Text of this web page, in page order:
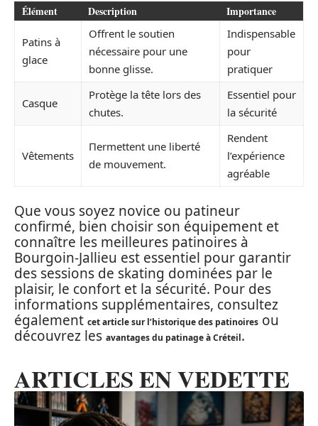
Élément Description Importance
Patins à
glace
Offrent le soutien
nécessaire pour une
bonne glisse.
Indispensable
pour
pratiquer
Casque
Protège la tête lors des
chutes.
Essentiel pour
la sécurité
Vêtements
Пermettent une liberté
de mouvement.
Rendent
l’expérience
agréable
Que vous soyez novice ou patineur
confirmé, bien choisir son équipement et
connaître les meilleures patinoires à
Bourgoin-Jallieu est essentiel pour garantir
des sessions de skating dominées par le
plaisir, le confort et la sécurité. Pour des
informations supplémentaires, consultez
également cet article sur l’historique des patinoires ou
découvrez les avantages du patinage à Créteil.
ARTICLES EN VEDETTE